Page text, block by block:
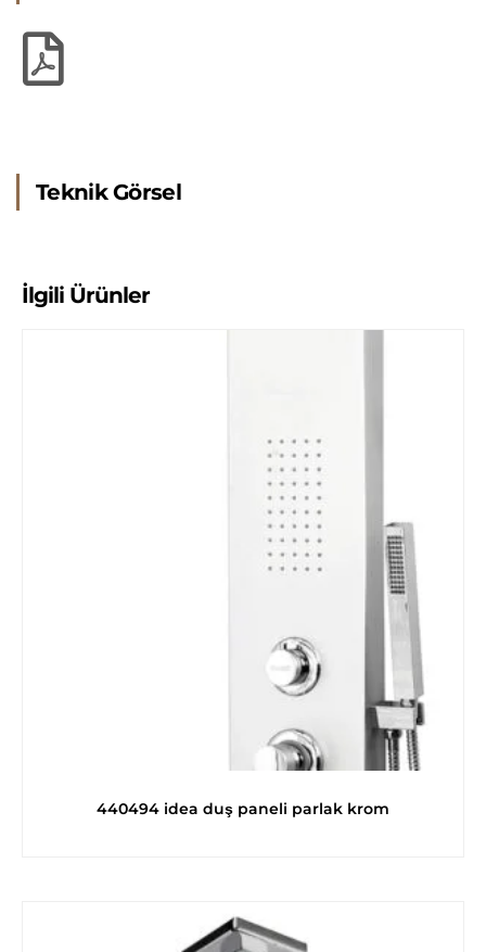
Teknik Görsel
İlgili Ürünler
440494 idea duş paneli parlak krom